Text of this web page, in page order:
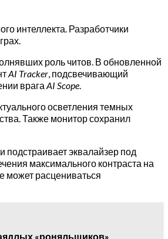
интеллекта. Разработчики
роль читов. В обновленной
AI Tracker, подсвечивающий
врага AI Scope.
осветления темных
Также монитор сохранил
подстраивает эквалайзер под
максимального контраста на
может расцениваться
«роняльщиков»